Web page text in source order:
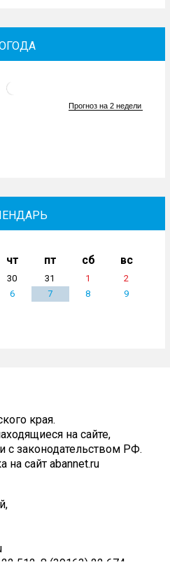
чт пт сб вс
30 31 1
2
6 7 8 9
края.
на сайте,
с законодательством РФ.
на сайт abannet.ru
512 8 (39163) 22 674